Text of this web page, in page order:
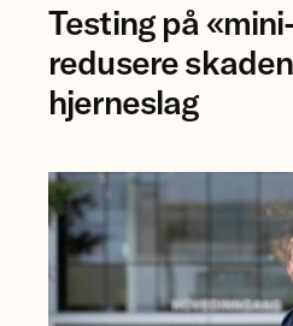
Jing
Ye
ved
NTNU.
Testing på
redusere
hjerneslag